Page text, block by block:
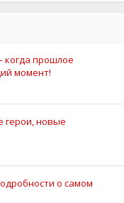
когда прошлое
момент!
герои, новые
о самом